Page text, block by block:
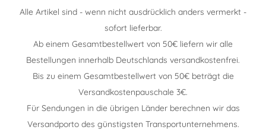
Alle Artikel sind - wenn nicht ausdrücklich anders vermerkt -
sofort lieferbar.
Ab einem Gesamtbestellwert von 50€ liefern wir alle
Bestellungen innerhalb Deutschlands versandkostenfrei.
Bis zu einem Gesamtbestellwert von 50€ beträgt die
Versandkostenpauschale 3€.
Für Sendungen in die übrigen Länder berechnen wir das
Versandporto des günstigsten Transportunternehmens.